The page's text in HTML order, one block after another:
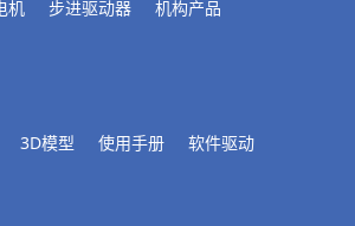
机 步进驱动器
机构产品
3D模型 使用手册 软件驱动